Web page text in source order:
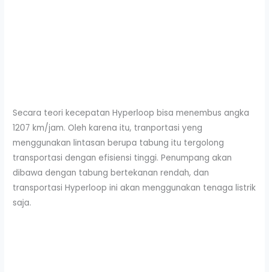
Secara teori kecepatan Hyperloop bisa menembus angka
1207 km/jam. Oleh karena itu, tranportasi yeng
menggunakan lintasan berupa tabung itu tergolong
transportasi dengan efisiensi tinggi. Penumpang akan
dibawa dengan tabung bertekanan rendah, dan
transportasi Hyperloop ini akan menggunakan tenaga listrik
saja.